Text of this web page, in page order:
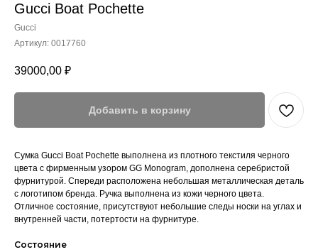
Gucci Boat Pochette
Gucci
Артикул: 0017760
39000,00 ₽
Добавить в корзину
Сумка Gucci Boat Pochette выполнена из плотного текстиля черного
цвета с фирменным узором GG Monogram, дополнена серебристой
фурнитурой. Спереди расположена небольшая металлическая деталь
с логотипом бренда. Ручка выполнена из кожи черного цвета.
Отличное состояние, присутствуют небольшие следы носки на углах и
внутренней части, потертости на фурнитуре.
Состояние